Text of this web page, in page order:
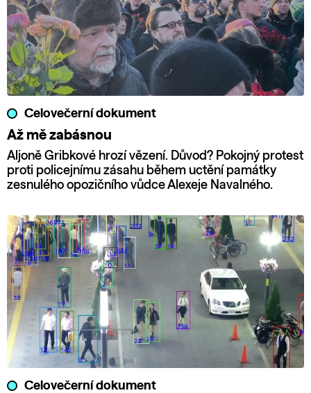
Celovečerní dokument
Až mě zabásnou
Aljoně Gribkové hrozí vězení. Důvod? Pokojný protest
proti policejnímu zásahu během uctění památky
zesnulého opozičního vůdce Alexeje Navalného.
Celovečerní dokument